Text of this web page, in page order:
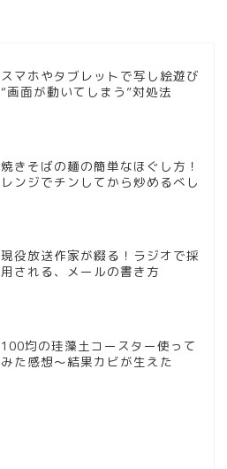
スマホやタブレットで写し絵遊び
“画面が動いてしまう”対処法
焼きそばの麺の簡単なほぐし方！
レンジでチンしてから炒めるべし
現役放送作家が綴る！ラジオで採
用される、メールの書き方
100均の珪藻土コースター使って
みた感想～結果カビが生えた